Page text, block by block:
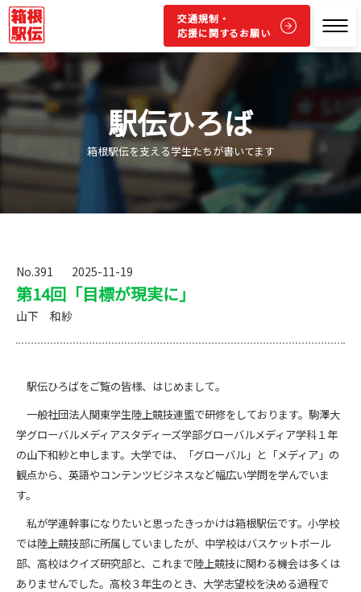
交通規制・
応援に関するお願い
駅伝ひろば
箱根駅伝を支える学生たちが書いてます
No.391 2025-11-19
第14回「目標が現実に」
山下 和紗
駅伝ひろばをご覧の皆様、はじめまして。
一般社団法人関東学生陸上競技連盟で研修をしております。駒澤大
学グローバルメディアスタディーズ学部グローバルメディア学科１年
の山下和紗と申します。大学では、「グローバル」と「メディア」の
観点から、英語やコンテンツビジネスなど幅広い学問を学んでいま
す。
私が学連幹事になりたいと思ったきっかけは箱根駅伝です。小学校
では陸上競技部に所属していましたが、中学校はバスケットボール
部、高校はクイズ研究部と、これまで陸上競技に関わる機会は多くは
ありませんでした。高校３年生のとき、大学志望校を決める過程で